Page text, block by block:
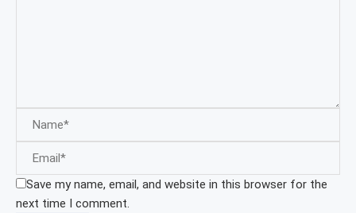
Save my name, email, and website in this browser for the
next time I comment.